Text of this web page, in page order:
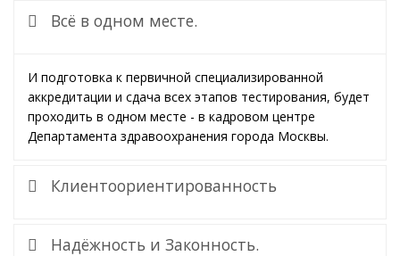
Всё в одном месте.
И подготовка к первичной специализированной
аккредитации и сдача всех этапов тестирования, будет
проходить в одном месте - в кадровом центре
Департамента здравоохранения города Москвы.
Клиентоориентированность
Надёжность и Законность.